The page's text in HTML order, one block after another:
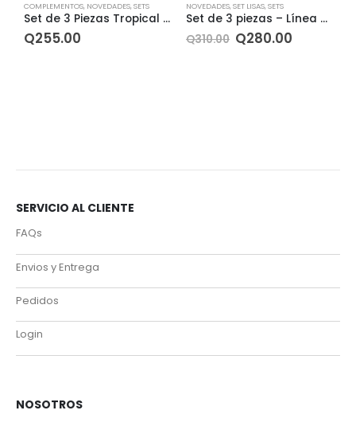
COMPLEMENTOS, NOVEDADES,SETS
Set de 3 Piezas Tropical Stripes Blue
Q255.00
NOVEDADES,SET LISAS,SETS
Set de 3 piezas – Línea Beaded
Q310.00 Q280.00
SERVICIO AL CLIENTE
FAQs
Envios y Entrega
Pedidos
Login
NOSOTROS